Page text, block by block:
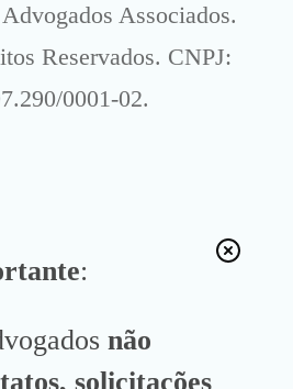
Associados.
Reservados. CNPJ:
0001-02.
:
não
solicitações